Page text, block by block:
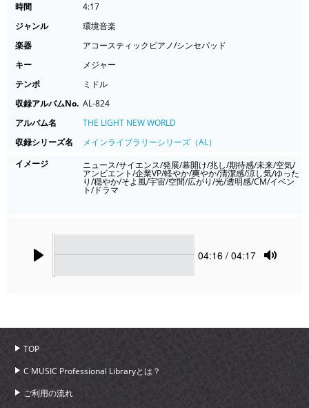
時間
4:17
ジャンル
環境音楽
楽器
アコースティックピアノ/シンセパッド
キー
メジャー
テンポ
ミドル
収録アルバムNo. AL-824
アルバム名
THE LIGHT NEW WORLD
収録シリーズ名
メインライブラリーシリーズ（AL）
イメージ
ニュース/サイエンス/発展/幕開け/兆し/期待感/未来/空気/
アンビエント/企業VP/軽やか/爽やか/清潔感/涼し気/ゆった
り/穏やか/そよ風/宇宙/空間/広がり/光/透明感/CM/イベン
ト/ドラマ
Current
04:16 / 04:17
TOP
C MUSIC Professional Libraryとは？
ご利用の流れ